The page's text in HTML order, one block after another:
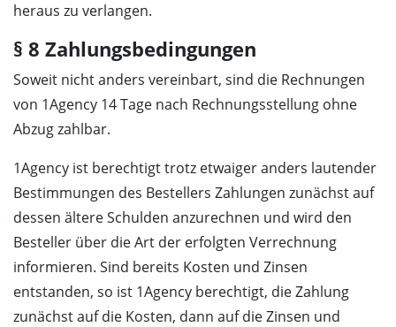
heraus zu verlangen.
§ 8 Zahlungsbedingungen
Soweit nicht anders vereinbart, sind die Rechnungen
von 1Agency 14 Tage nach Rechnungsstellung ohne
Abzug zahlbar.
1Agency ist berechtigt trotz etwaiger anders lautender
Bestimmungen des Bestellers Zahlungen zunächst auf
dessen ältere Schulden anzurechnen und wird den
Besteller über die Art der erfolgten Verrechnung
informieren. Sind bereits Kosten und Zinsen
entstanden, so ist 1Agency berechtigt, die Zahlung
zunächst auf die Kosten, dann auf die Zinsen und